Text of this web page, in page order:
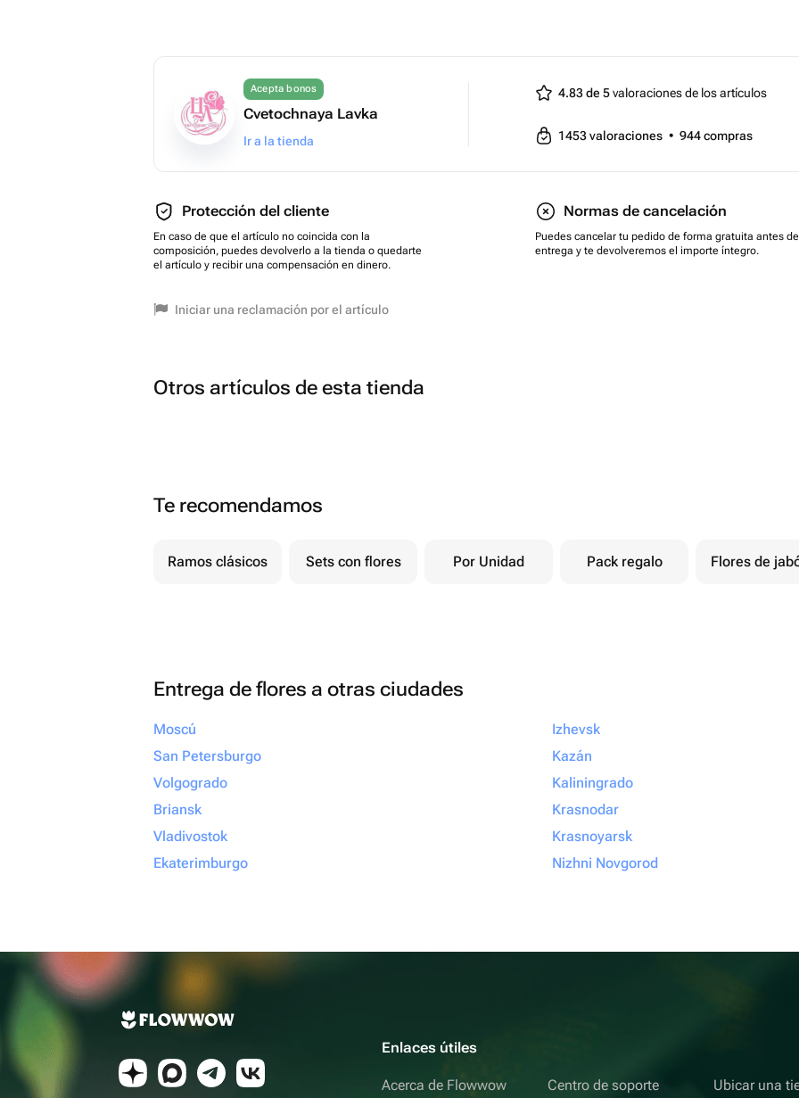
Acepta bonos
Cvetochnaya Lavka
Ir a la tienda
4.83 de 5valoraciones de los artículos
1453valoraciones • 944compras
Protección del cliente
En caso de que el artículo no coincida con la
composición, puedes devolverlo a la tienda o quedarte
el artículo y recibir una compensación en dinero.
Normas de cancelación
Puedes cancelar tu pedido de forma gratuita antes
entrega y te devolveremos el importe íntegro.
Iniciar una reclamación por el artículo
Otros artículos de esta tienda
Te recomendamos
Ramos clásicos Sets con flores Por Unidad Pack regalo Flores de
Entrega de flores a otras ciudades
Moscú
San Petersburgo
Volgogrado
Briansk
Vladivostok
Ekaterimburgo
Izhevsk
Kazán
Kaliningrado
Krasnodar
Krasnoyarsk
Nizhni Novgorod
Enlaces útiles
Acerca de Flowwow Centro de soporte Ubicar una